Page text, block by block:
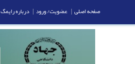
صفحه اصلی | عضویت/ ورود | درباره رایمگ